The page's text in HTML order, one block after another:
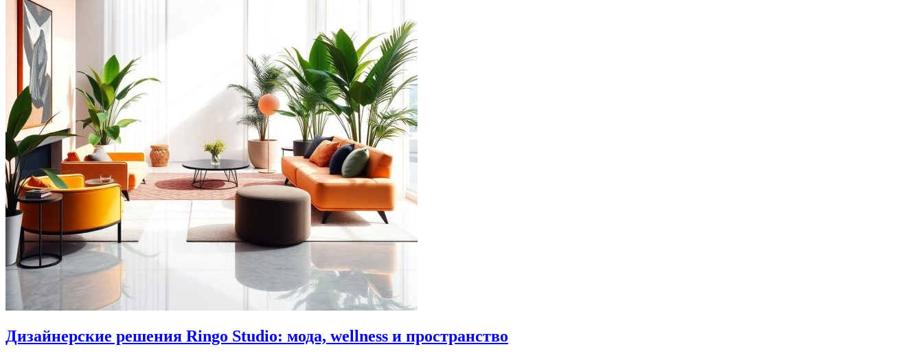
Дизайнерские решения Ringo Studio: мода, wellness и пространство